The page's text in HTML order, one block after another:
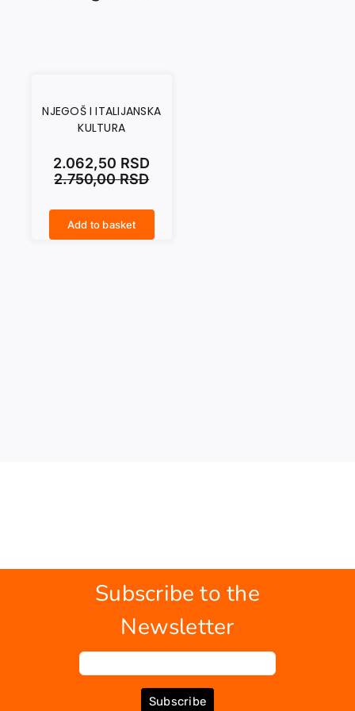
NJEGOŠ I ITALIJANSKA
KULTURA
2.750,00RSD
2.062,50 RSD
Add to basket
Subscribe to the
Newsletter
Subscribe